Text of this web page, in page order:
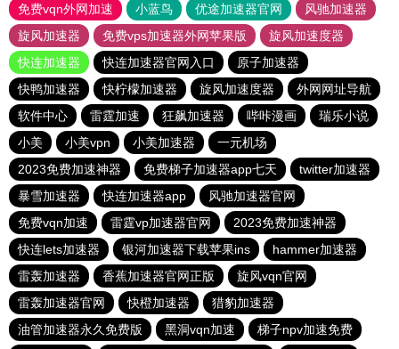
免费vqn外网加速
小蓝鸟 优途加速器官网
风驰加速器
旋风加速器
免费vps加速器外网苹果版
旋风加速度器
快连加速器
快连加速器官网入口
原子加速器
快鸭加速器
快柠檬加速器 旋风加速度器
外网网址导航
软件中心
雷霆加速 狂飙加速器 哔咔漫画
瑞乐小说
小美
小美vpn 小美加速器
一元机场
2023免费加速神器
免费梯子加速器app七天
twitter加速器
暴雪加速器
快连加速器app
风驰加速器官网
免费vqn加速
雷霆vp加速器官网
2023免费加速神器
快连lets加速器
银河加速器下载苹果ins
hammer加速器
雷轰加速器
香蕉加速器官网正版
旋风vqn官网
雷轰加速器官网
快橙加速器
猎豹加速器
油管加速器永久免费版
黑洞vqn加速 梯子npv加速免费